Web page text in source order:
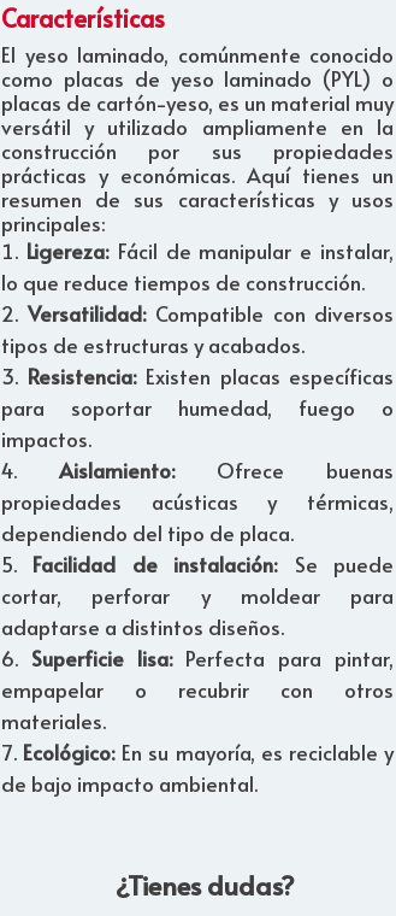
Características
El yeso laminado, comúnmente conocido
como placas de yeso laminado (PYL) o
placas de cartón-yeso, es un material muy
versátil y utilizado ampliamente en la
construcción por sus propiedades
prácticas y económicas. Aquí tienes un
resumen de sus características y usos
principales:
Ligereza:Fácil de manipular e instalar,
lo que reduce tiempos de construcción.
Versatilidad:Compatible con diversos
tipos de estructuras y acabados.
Resistencia:Existen placas específicas
para soportar humedad, fuego o
impactos.
Aislamiento:Ofrece buenas
propiedades acústicas y térmicas,
dependiendo del tipo de placa.
Facilidad de instalación: Se puede
cortar, perforar y moldear para
adaptarse a distintos diseños.
Superficie lisa:Perfecta para pintar,
empapelar o recubrir con otros
materiales.
Ecológico: En su mayoría, es reciclable y
de bajo impacto ambiental.
¿Tienes dudas?